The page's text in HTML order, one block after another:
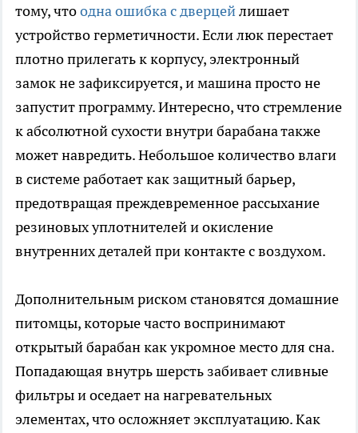
тому, чтоодна ошибка с дверцейлишает
устройство герметичности. Если люк перестает
плотно прилегать к корпусу, электронный
замок не зафиксируется, и машина просто не
запустит программу. Интересно, что стремление
к абсолютной сухости внутри барабана также
может навредить. Небольшое количество влаги
в системе работает как защитный барьер,
предотвращая преждевременное рассыхание
резиновых уплотнителей и окисление
внутренних деталей при контакте с воздухом.
Дополнительным риском становятся домашние
питомцы, которые часто воспринимают
открытый барабан как укромное место для сна.
Попадающая внутрь шерсть забивает сливные
фильтры и оседает на нагревательных
элементах, что осложняет эксплуатацию. Как